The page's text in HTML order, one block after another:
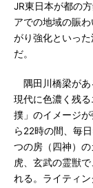
JR東日本が都の
アでの地域の賑
がり強化といっ
だ。
隅田川橋梁があ
現代に色濃く残
撲」のイメージ
ら22時の間、毎
つの房（四神）
虎、玄武の霊獣
れる。ライティン